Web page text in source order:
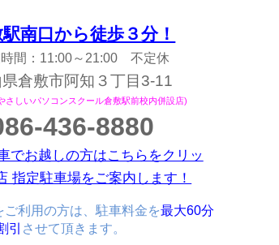
南口から徒歩３分！
間：11:00～21:00 不定休
県倉敷市阿知３丁目3-11
さしいパソコンスクール倉敷駅前校内併設店)
436-8880
でお越しの方はこちらをクリッ
指定駐車場をご案内します！
ご利用の方は、駐車料金を最大60分
引 させて頂きます。